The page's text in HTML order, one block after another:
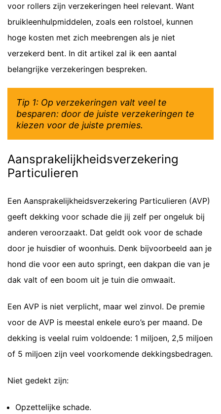
voor rollers zijn verzekeringen heel relevant. Want
bruikleenhulpmiddelen, zoals een rolstoel, kunnen
hoge kosten met zich meebrengen als je niet
verzekerd bent. In dit artikel zal ik een aantal
belangrijke verzekeringen bespreken.
Tip 1: Op verzekeringen valt veel te
besparen: door de juiste verzekeringen te
kiezen voor de juiste premies.
Aansprakelijkheidsverzekering
Particulieren
Een Aansprakelijkheidsverzekering Particulieren (AVP)
geeft dekking voor schade die jij zelf per ongeluk bij
anderen veroorzaakt. Dat geldt ook voor de schade
door je huisdier of woonhuis. Denk bijvoorbeeld aan je
hond die voor een auto springt, een dakpan die van je
dak valt of een boom uit je tuin die omwaait.
Een AVP is niet verplicht, maar wel zinvol. De premie
voor de AVP is meestal enkele euro’s per maand. De
dekking is veelal ruim voldoende: 1 miljoen, 2,5 miljoen
of 5 miljoen zijn veel voorkomende dekkingsbedragen.
Niet gedekt zijn:
Opzettelijke schade.